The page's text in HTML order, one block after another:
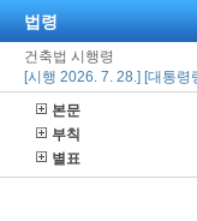
법령
건축법 시행령
[시행 2026. 7. 28.] [대통
본문
부칙
별표